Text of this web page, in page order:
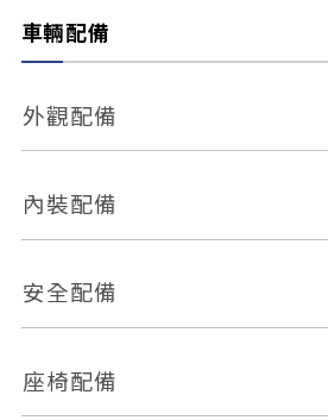
車輛配備
外觀配備
電動天窗
後視鏡方向指示燈
內裝配備
多功能方向盤
恆溫空調
安全配備
前座正面氣囊
座椅配備